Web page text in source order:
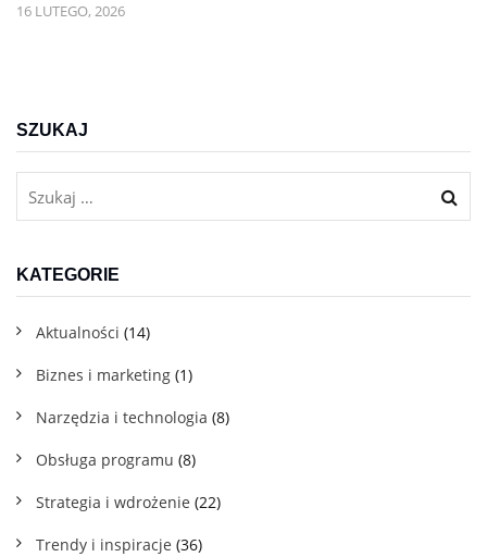
16 LUTEGO, 2026
SZUKAJ
KATEGORIE
Aktualności (14)
Biznes i marketing (1)
Narzędzia i technologia (8)
Obsługa programu (8)
Strategia i wdrożenie (22)
Trendy i inspiracje (36)